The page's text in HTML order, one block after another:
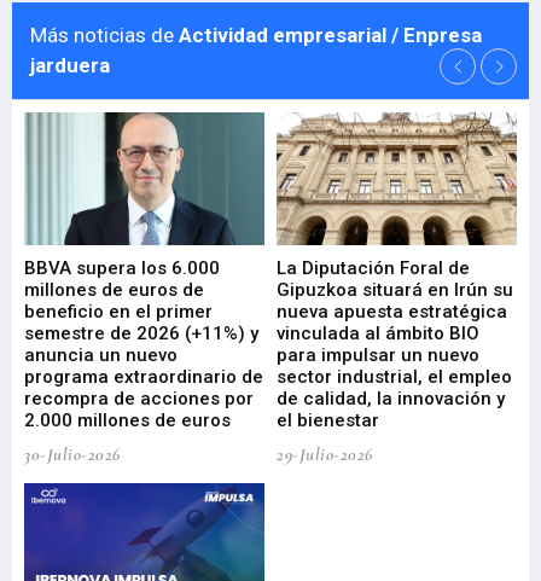
Más noticias de Actividad empresarial / Enpresa
jarduera
BBVA supera los 6.000
millones de euros de
beneficio en el primer
semestre de 2026 (+11%) y
anuncia un nuevo
programa extraordinario de
recompra de acciones por
2.000 millones de euros
30-Julio-2026
La Diputación Foral de
Gipuzkoa situará en Irún su
nueva apuesta estratégica
vinculada al ámbito BIO
para impulsar un nuevo
sector industrial, el empleo
de calidad, la innovación y
el bienestar
29-Julio-2026